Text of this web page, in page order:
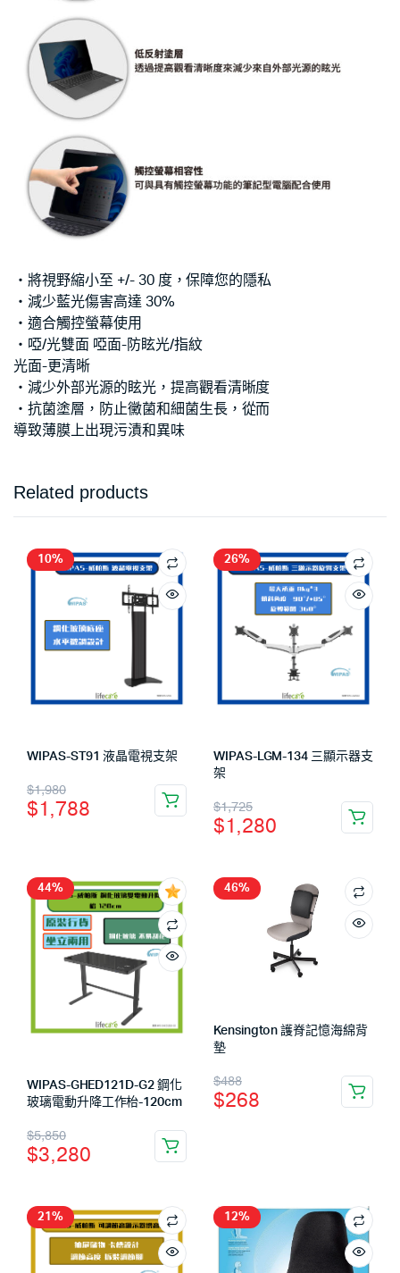
‧將視野縮小至 +/- 30 度，保障您的隱私
‧減少藍光傷害高達 30%
‧適合觸控螢幕使用
‧啞/光雙面 啞面-防眩光/指紋
光面-更清晰
‧減少外部光源的眩光，提高觀看清晰度
‧抗菌塗層，防止黴菌和細菌生長，從而
導致薄膜上出現污漬和異味
Related products
10%
WIPAS-ST91 液晶電視支架
$1,980
$1,788
26%
WIPAS-LGM-134 三顯示器支
架
$1,725
$1,280
44%
WIPAS-GHED121D-G2 鋼化
玻璃電動升降工作枱-120cm
$5,850
$3,280
46%
Kensington 護脊記憶海綿背
墊
$488
$268
21% 12%